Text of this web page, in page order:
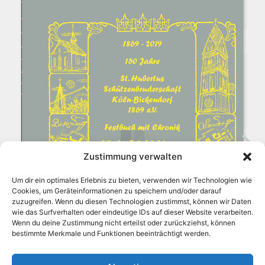
Zustimmung verwalten
Um dir ein optimales Erlebnis zu bieten, verwenden wir Technologien wie
Cookies, um Geräteinformationen zu speichern und/oder darauf
zuzugreifen. Wenn du diesen Technologien zustimmst, können wir Daten
wie das Surfverhalten oder eindeutige IDs auf dieser Website verarbeiten.
Wenn du deine Zustimmung nicht erteilst oder zurückziehst, können
bestimmte Merkmale und Funktionen beeinträchtigt werden.